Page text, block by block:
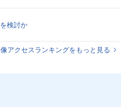
検討か
アクセスランキングをもっと見る